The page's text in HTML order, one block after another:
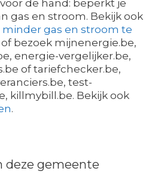
de hand: beperkt je
gas en stroom. Bekijk ook
gas en stroom te
of bezoek mijnenergie.be,
energie-vergelijker.be,
of tariefchecker.be,
test-
killmybill.be. Bekijk ook
.
deze gemeente